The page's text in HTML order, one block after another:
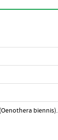
biennis).